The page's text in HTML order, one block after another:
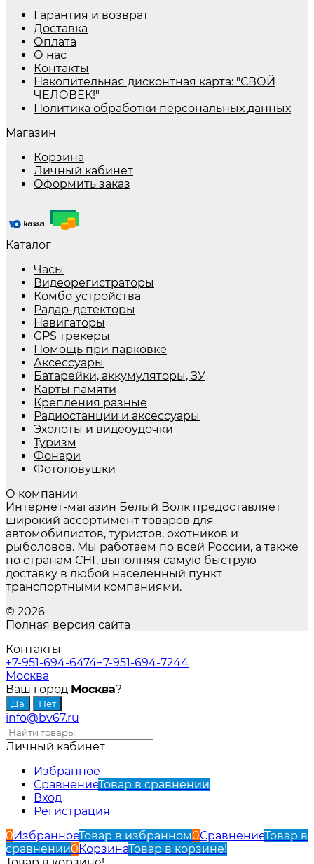
Гарантия и возврат
Доставка
Оплата
О нас
Контакты
Накопительная дисконтная карта: "СВОЙ
ЧЕЛОВЕК!"
Политика обработки персональных данных
Магазин
Корзина
Личный кабинет
Оформить заказ
Каталог
Часы
Видеорегистраторы
Комбо устройства
Радар-детекторы
Навигаторы
GPS трекеры
Помощь при парковке
Аксессуары
Батарейки, аккумуляторы, ЗУ
Карты памяти
Крепления разные
Радиостанции и аксессуары
Эхолоты и видеоудочки
Туризм
Фонари
Фотоловушки
О компании
Интернет-магазин Белый Волк предоставляет
широкий ассортимент товаров для
автомобилистов, туристов, охотников и
рыболовов. Мы работаем по всей России, а также
по странам СНГ, выполняя самую быструю
доставку в любой населенный пункт
транспортными компаниями.
© 2026
Полная версия сайта
Контакты
+7-951-694-6474+7-951-694-7244
Москва
Ваш город Москва?
info@bv67.ru
Личный кабинет
Избранное
СравнениеТовар в сравнении
Вход
Регистрация
0ИзбранноеТовар в избранном0СравнениеТовар в
сравнении0КорзинаТовар в корзине!